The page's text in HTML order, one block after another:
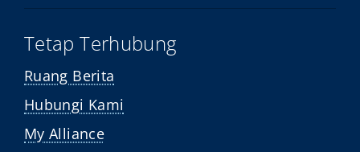
Tetap Terhubung
Ruang Berita
Hubungi Kami
My Alliance